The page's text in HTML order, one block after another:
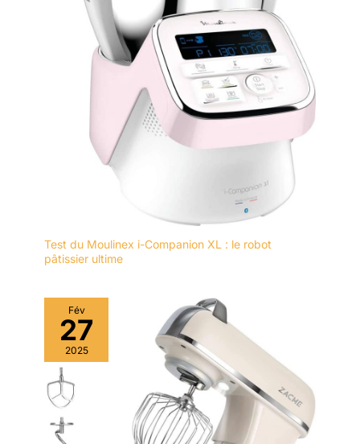
Test du Moulinex i-Companion XL : le robot
pâtissier ultime
Fév
27
2025